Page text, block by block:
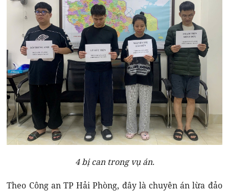
4 bị can trong vụ án.
Theo Công an TP Hải Phòng, đây là chuyên án lừa đảo